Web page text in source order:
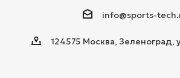
info@sports-
124575 Москва, Зеленоград,